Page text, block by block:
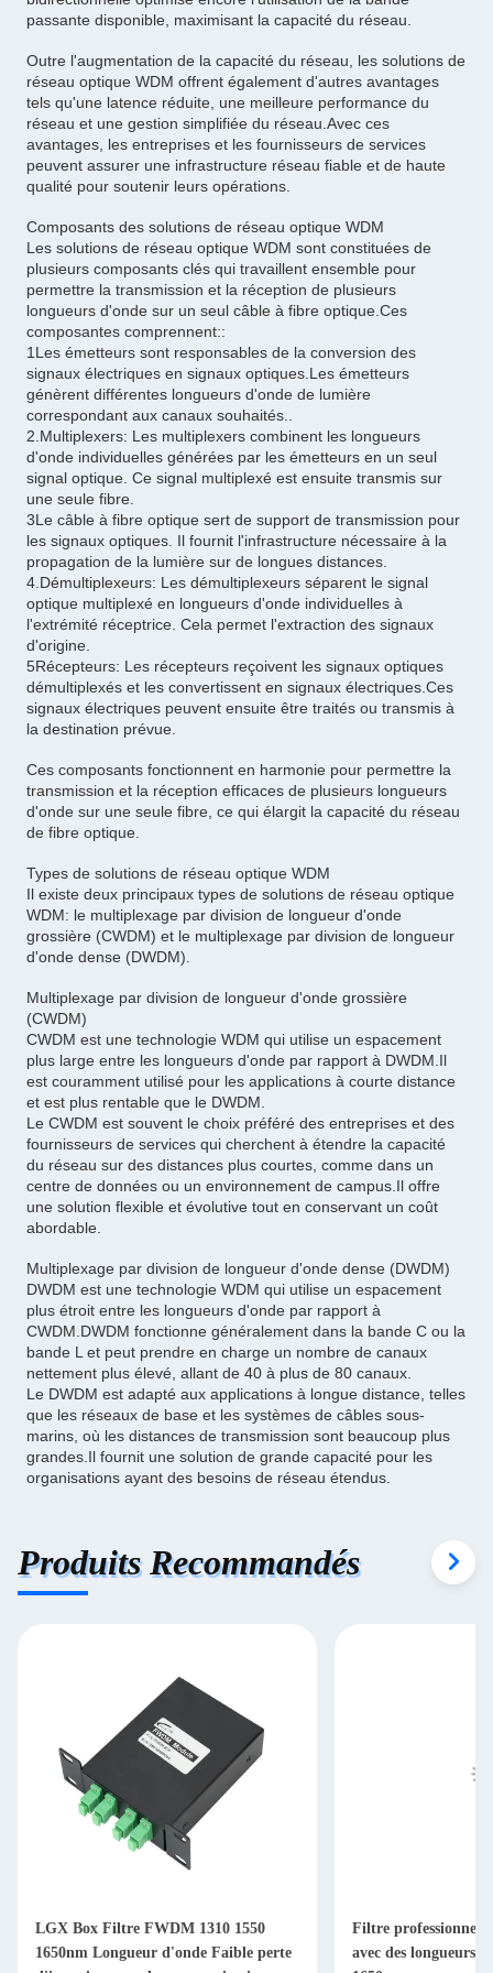
passante disponible, maximisant la capacité du réseau.
Outre l'augmentation de la capacité du réseau, les solutions de
réseau optique WDM offrent également d'autres avantages
tels qu'une latence réduite, une meilleure performance du
réseau et une gestion simplifiée du réseau.Avec ces
avantages, les entreprises et les fournisseurs de services
peuvent assurer une infrastructure réseau fiable et de haute
qualité pour soutenir leurs opérations.
Composants des solutions de réseau optique WDM
Les solutions de réseau optique WDM sont constituées de
plusieurs composants clés qui travaillent ensemble pour
permettre la transmission et la réception de plusieurs
longueurs d'onde sur un seul câble à fibre optique.Ces
composantes comprennent::
1Les émetteurs sont responsables de la conversion des
signaux électriques en signaux optiques.Les émetteurs
génèrent différentes longueurs d'onde de lumière
correspondant aux canaux souhaités..
2.Multiplexers: Les multiplexers combinent les longueurs
d'onde individuelles générées par les émetteurs en un seul
signal optique. Ce signal multiplexé est ensuite transmis sur
une seule fibre.
3Le câble à fibre optique sert de support de transmission pour
les signaux optiques. Il fournit l'infrastructure nécessaire à la
propagation de la lumière sur de longues distances.
4.Démultiplexeurs: Les démultiplexeurs séparent le signal
optique multiplexé en longueurs d'onde individuelles à
l'extrémité réceptrice. Cela permet l'extraction des signaux
d'origine.
5Récepteurs: Les récepteurs reçoivent les signaux optiques
démultiplexés et les convertissent en signaux électriques.Ces
signaux électriques peuvent ensuite être traités ou transmis à
la destination prévue.
Ces composants fonctionnent en harmonie pour permettre la
transmission et la réception efficaces de plusieurs longueurs
d'onde sur une seule fibre, ce qui élargit la capacité du réseau
de fibre optique.
Types de solutions de réseau optique WDM
Il existe deux principaux types de solutions de réseau optique
WDM: le multiplexage par division de longueur d'onde
grossière (CWDM) et le multiplexage par division de longueur
d'onde dense (DWDM).
Multiplexage par division de longueur d'onde grossière
(CWDM)
CWDM est une technologie WDM qui utilise un espacement
plus large entre les longueurs d'onde par rapport à DWDM.Il
est couramment utilisé pour les applications à courte distance
et est plus rentable que le DWDM.
Le CWDM est souvent le choix préféré des entreprises et des
fournisseurs de services qui cherchent à étendre la capacité
du réseau sur des distances plus courtes, comme dans un
centre de données ou un environnement de campus.Il offre
une solution flexible et évolutive tout en conservant un coût
abordable.
Multiplexage par division de longueur d'onde dense (DWDM)
DWDM est une technologie WDM qui utilise un espacement
plus étroit entre les longueurs d'onde par rapport à
CWDM.DWDM fonctionne généralement dans la bande C ou la
bande L et peut prendre en charge un nombre de canaux
nettement plus élevé, allant de 40 à plus de 80 canaux.
Le DWDM est adapté aux applications à longue distance, telles
que les réseaux de base et les systèmes de câbles sous-
marins, où les distances de transmission sont beaucoup plus
grandes.Il fournit une solution de grande capacité pour les
organisations ayant des besoins de réseau étendus.
Produits Recommandés
LGX Box Filtre FWDM 1310 1550
1650nm Longueur d'onde Faible perte
Filtre professionnel
avec des longueurs